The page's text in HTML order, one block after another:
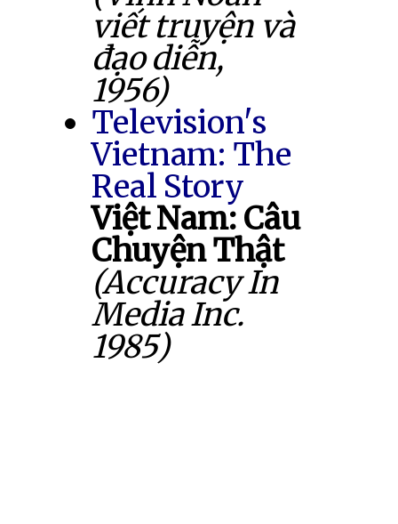
viết truyện và
đạo diễn,
1956)
Television's
Vietnam: The
Real Story
Việt Nam: Câu
Chuyện Thật
(Accuracy In
Media Inc.
1985)